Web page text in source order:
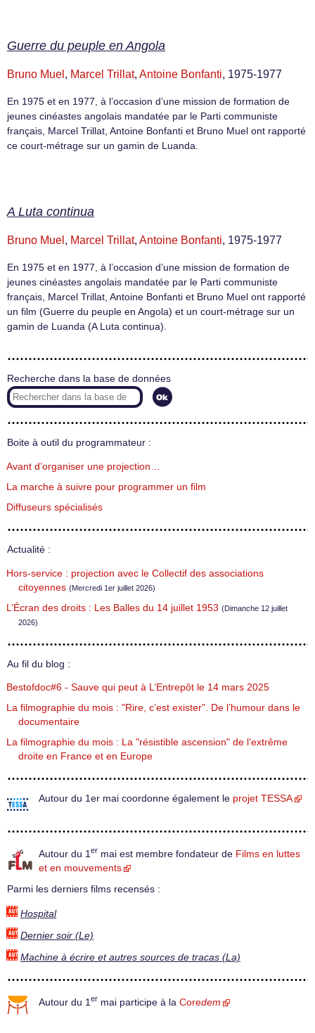
Guerre du peuple en Angola
Bruno Muel , Marcel Trillat, Antoine Bonfanti, 1975-1977
En 1975 et en 1977, à l’occasion d’une mission de formation de
jeunes cinéastes angolais mandatée par le Parti communiste
français, Marcel Trillat, Antoine Bonfanti et Bruno Muel ont rapporté
ce court-métrage sur un gamin de Luanda.
A Luta continua
Bruno Muel , Marcel Trillat, Antoine Bonfanti, 1975-1977
En 1975 et en 1977, à l’occasion d’une mission de formation de
jeunes cinéastes angolais mandatée par le Parti communiste
français, Marcel Trillat, Antoine Bonfanti et Bruno Muel ont rapporté
un film (Guerre du peuple en Angola) et un court-métrage sur un
gamin de Luanda (A Luta continua).
Recherche dans la base de données
Boite à outil du programmateur :
Avant d’organiser une projection…
La marche à suivre pour programmer un film
Diffuseurs spécialisés
Actualité :
Hors-service : projection avec le Collectif des associations
citoyennes (Mercredi 1er juillet 2026)
L’Écran des droits : Les Balles du 14 juillet 1953 (Dimanche 12 juillet
2026)
Au fil du blog :
Bestofdoc#6 - Sauve qui peut à L’Entrepôt le 14 mars 2025
La filmographie du mois : "Rire, c’est exister". De l’humour dans le
documentaire
La filmographie du mois : La "résistible ascension" de l’extrême
droite en France et en Europe
Autour du 1er mai coordonne également le projet TESSA
Autour du 1 er mai est membre fondateur de Films en luttes
et en mouvements
Parmi les derniers films recensés :
Hospital
Dernier soir (Le)
Machine à écrire et autres sources de tracas (La)
Autour du 1 er mai participe à la Coredem